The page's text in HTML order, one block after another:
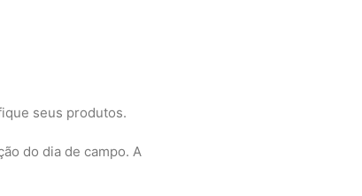
seus produtos.
do dia de campo. A